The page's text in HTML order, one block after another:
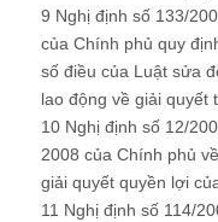
9 Nghị định số 133/
của Chính phủ quy
số điều của Luật sửa
lao động về giải quyết
10 Nghị định số 12/
2008 của Chính phủ
giải quyết quyền lợi
11 Nghị định số 114/